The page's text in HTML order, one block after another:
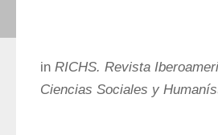
in RICHS. Revista
Ciencias Sociales y